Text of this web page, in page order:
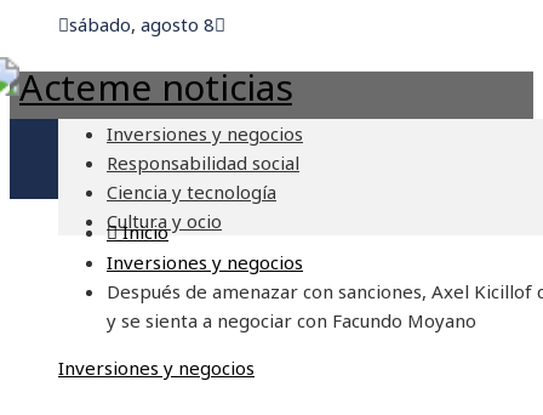
sábado, agosto 8
Inversiones y negocios
Responsabilidad social
Ciencia y tecnología
Cultura y ocio
Inicio
Inversiones y negocios
Después de amenazar con sanciones, Axel Kicillof
y se sienta a negociar con Facundo Moyano
Inversiones y negocios